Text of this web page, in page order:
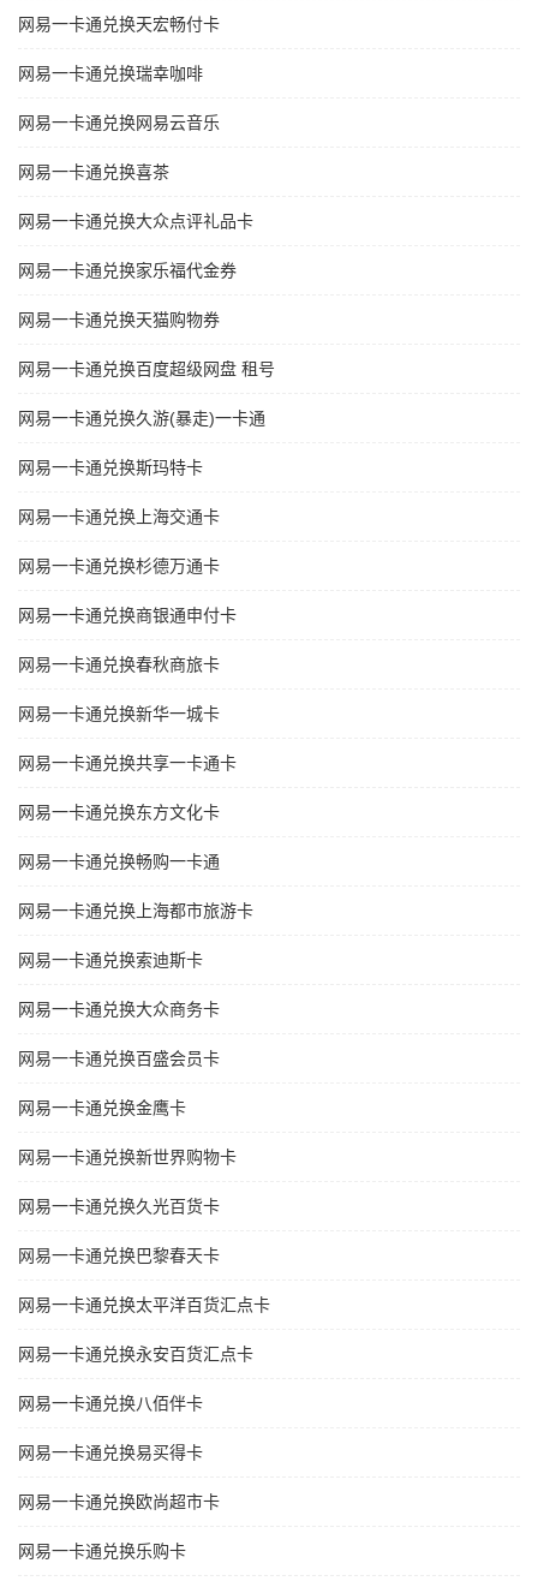
网易一卡通兑换天宏畅付卡
网易一卡通兑换瑞幸咖啡
网易一卡通兑换网易云音乐
网易一卡通兑换喜茶
网易一卡通兑换大众点评礼品卡
网易一卡通兑换家乐福代金券
网易一卡通兑换天猫购物券
网易一卡通兑换百度超级网盘 租号
网易一卡通兑换久游(暴走)一卡通
网易一卡通兑换斯玛特卡
网易一卡通兑换上海交通卡
网易一卡通兑换杉德万通卡
网易一卡通兑换商银通申付卡
网易一卡通兑换春秋商旅卡
网易一卡通兑换新华一城卡
网易一卡通兑换共享一卡通卡
网易一卡通兑换东方文化卡
网易一卡通兑换畅购一卡通
网易一卡通兑换上海都市旅游卡
网易一卡通兑换索迪斯卡
网易一卡通兑换大众商务卡
网易一卡通兑换百盛会员卡
网易一卡通兑换金鹰卡
网易一卡通兑换新世界购物卡
网易一卡通兑换久光百货卡
网易一卡通兑换巴黎春天卡
网易一卡通兑换太平洋百货汇点卡
网易一卡通兑换永安百货汇点卡
网易一卡通兑换八佰伴卡
网易一卡通兑换易买得卡
网易一卡通兑换欧尚超市卡
网易一卡通兑换乐购卡